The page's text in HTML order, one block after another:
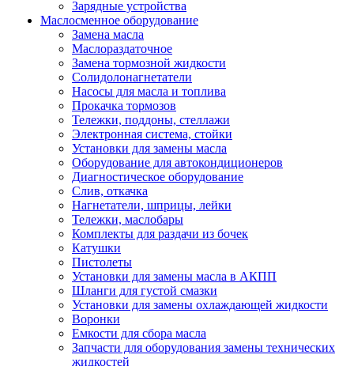
Зарядные устройства
Маслосменное оборудование
Замена масла
Маслораздаточное
Замена тормозной жидкости
Солидолонагнетатели
Насосы для масла и топлива
Прокачка тормозов
Тележки, поддоны, стеллажи
Электронная система, стойки
Установки для замены масла
Оборудование для автокондиционеров
Диагностическое оборудование
Слив, откачка
Нагнетатели, шприцы, лейки
Тележки, маслобары
Комплекты для раздачи из бочек
Катушки
Пистолеты
Установки для замены масла в АКПП
Шланги для густой смазки
Установки для замены охлаждающей жидкости
Воронки
Емкости для сбора масла
Запчасти для оборудования замены технических
жидкостей